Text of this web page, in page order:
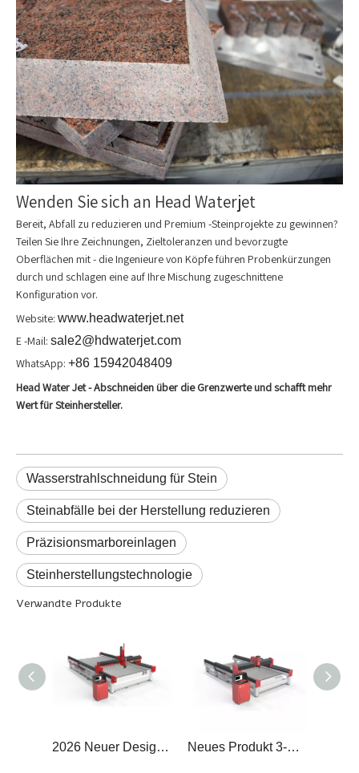
Wenden Sie sich an Head Waterjet
Bereit, Abfall zu reduzieren und Premium -Steinprojekte zu gewinnen?
Teilen Sie Ihre Zeichnungen, Zieltoleranzen und bevorzugte
Oberflächen mit - die Ingenieure von Köpfe führen Probenkürzungen
durch und schlagen eine auf Ihre Mischung zugeschnittene
Konfiguration vor.
Website: www.headwaterjet.net
E -Mail: sale2@hdwaterjet.com
WhatsApp: +86 15942048409
Head Water Jet - Abschneiden über die Grenzwerte und schafft mehr
Wert für Steinhersteller.
Wasserstrahlschneidung für Stein
Steinabfälle bei der Herstellung reduzieren
Präzisionsmarboreinlagen
Steinherstellungstechnologie
Verwandte Produkte
2026 Neuer Designkopf 3000 x 6000 mm, 5-Achsen-Wasserstrahlschneider Neues Produkt 3-Achsen-KOPF 2000*4000mm Wasserstrahlschneidemaschine Preis